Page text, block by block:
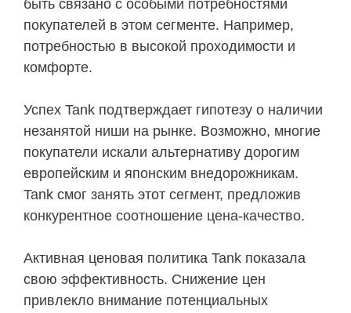
быть связано с особыми потребностями
покупателей в этом сегменте. Например,
потребностью в высокой проходимости и
комфорте.
Успех Tank подтверждает гипотезу о наличии
незанятой ниши на рынке. Возможно, многие
покупатели искали альтернативу дорогим
европейским и японским внедорожникам.
Tank смог занять этот сегмент, предложив
конкурентное соотношение цена-качество.
Активная ценовая политика Tank показала
свою эффективность. Снижение цен
привлекло внимание потенциальных